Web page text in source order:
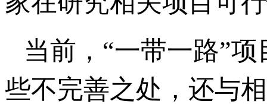
当前，“一带一路”
些不完善之处，还与